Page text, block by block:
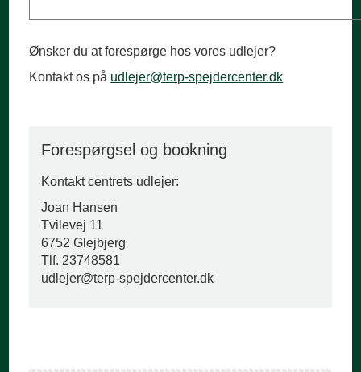
Ønsker du at forespørge hos vores udlejer?
Kontakt os på udlejer@terp-spejdercenter.dk
Forespørgsel og bookning
Kontakt centrets udlejer:
Joan Hansen
Tvilevej 11
6752 Glejbjerg
Tlf. 23748581
udlejer@terp-spejdercenter.dk